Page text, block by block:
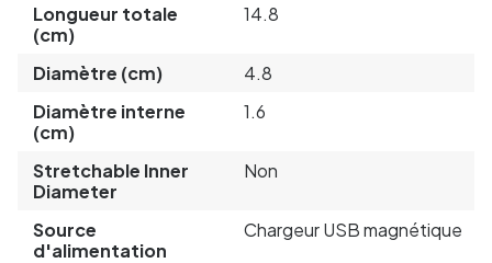
Longueur totale
(cm)
14.8
Diamètre (cm)
4.8
Diamètre interne
(cm)
1.6
Stretchable Inner
Diameter
Non
Source
d'alimentation
Chargeur USB magnétique